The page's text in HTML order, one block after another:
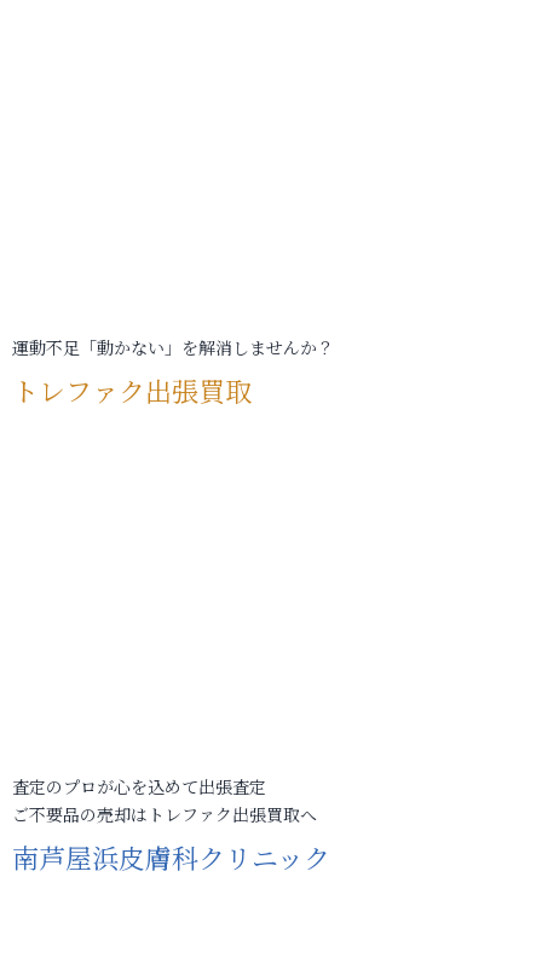
運動不足「動かない」を解消しませんか？
トレファク出張買取
査定のプロが心を込めて出張査定
ご不要品の売却はトレファク出張買取へ
南芦屋浜皮膚科クリニック